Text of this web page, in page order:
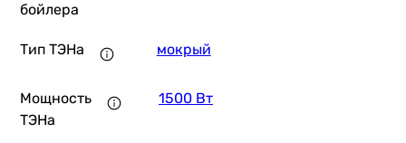
бойлера
Тип ТЭНа мокрый
Мощность
ТЭНа
1500 Вт